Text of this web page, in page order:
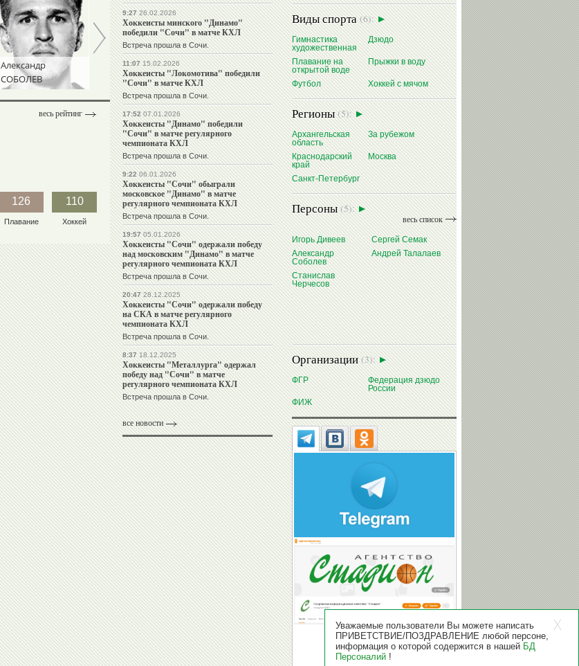
Александр
СОБОЛЕВ
Андрей
ТАЛАЛАЕВ
Станислав
ЧЕРЧЕСОВ
весь рейтинг
126
Плавание
110
Хоккей
9:2726.02.2026
Хоккеисты минского "Динамо"
победили "Сочи" в матче КХЛ
Встреча прошла в Сочи.
11:0715.02.2026
Хоккеисты "Локомотива" победили
"Сочи" в матче КХЛ
Встреча прошла в Сочи.
17:5207.01.2026
Хоккеисты "Динамо" победили
"Сочи" в матче регулярного
чемпионата КХЛ
Встреча прошла в Сочи.
9:2206.01.2026
Хоккеисты "Сочи" обыграли
московское "Динамо" в матче
регулярного чемпионата КХЛ
Встреча прошла в Сочи.
19:5705.01.2026
Хоккеисты "Сочи" одержали победу
над московским "Динамо" в матче
регулярного чемпионата КХЛ
Встреча прошла в Сочи.
20:4728.12.2025
Хоккеисты "Сочи" одержали победу
на СКА в матче регулярного
чемпионата КХЛ
Встреча прошла в Сочи.
8:3718.12.2025
Хоккеисты "Металлурга" одержал
победу над "Сочи" в матче
регулярного чемпионата КХЛ
Встреча прошла в Сочи.
все новости
Виды спорта(6):
Гимнастика
художественная
Дзюдо
Плавание на
открытой воде
Прыжки в воду
Футбол Хоккей с мячом
Регионы(5):
Архангельская
область
За рубежом
Краснодарский
край
Москва
Санкт-Петербург
Персоны(5):
весь список
Игорь Дивеев
Сергей Семак
Александр
Соболев
Андрей Талалаев
Станислав
Черчесов
Организации(3):
ФГР
Федерация дзюдо
России
ФИЖ
Уважаемые пользователи Вы можете написать
ПРИВЕТСТВИЕ/ПОЗДРАВЛЕНИЕ любой персоне,
информация о которой содержится в нашей БД
Персоналий !